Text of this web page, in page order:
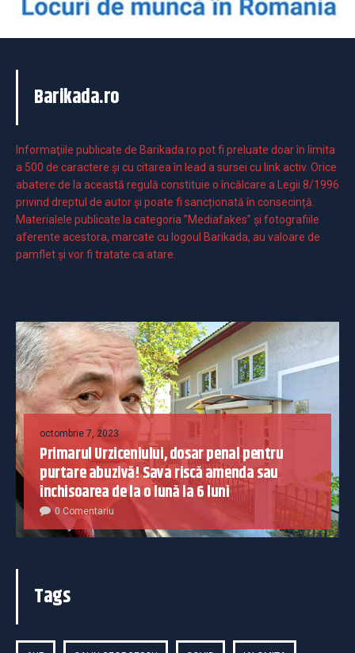
Barikada.ro
Informaţiile publicate de Barikada.ro pot fi preluate doar în limita
a 500 de caractere şi cu citarea în lead a sursei cu link activ. Orice
abatere de la această regulă constituie o încălcare a Legii 8/1996
privind dreptul de autor și poate fi sancționată în consecință.
Materialele publicate la categoria ”Mediafakes” și fotografiile
aferente acestora, marcate cu logoul Barikada, au valoare de
pamflet și vor fi tratate ca atare.
octombrie 7, 2023
Primarul Urziceniului, dosar penal pentru
purtare abuzivă! Sava riscă amenda sau
închisoarea de la o lună la 6 luni
0 Comentariu
Tags